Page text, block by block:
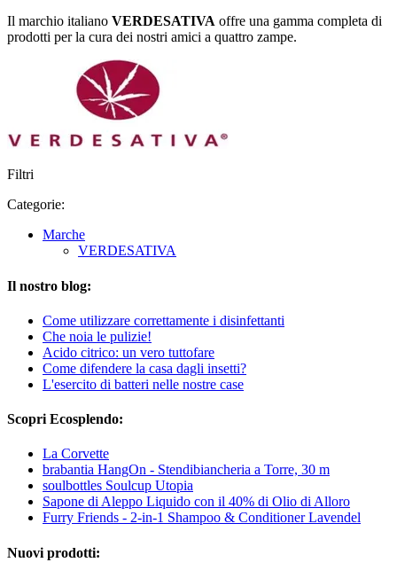
Il marchio italiano VERDESATIVA offre una gamma completa di
prodotti per la cura dei nostri amici a quattro zampe.
Filtri
Categorie:
Marche
VERDESATIVA
Il nostro blog:
Come utilizzare correttamente i disinfettanti
Che noia le pulizie!
Acido citrico: un vero tuttofare
Come difendere la casa dagli insetti?
L'esercito di batteri nelle nostre case
Scopri Ecosplendo:
La Corvette
brabantia HangOn - Stendibiancheria a Torre, 30 m
soulbottles Soulcup Utopia
Sapone di Aleppo Liquido con il 40% di Olio di Alloro
Furry Friends - 2-in-1 Shampoo & Conditioner Lavendel
Nuovi prodotti: